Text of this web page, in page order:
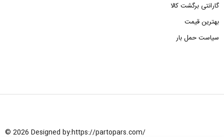
گارانتی برگشت کالا
بهترین قیمت
سیاست حمل بار
© 2026 Designed by:https://partopars.com/